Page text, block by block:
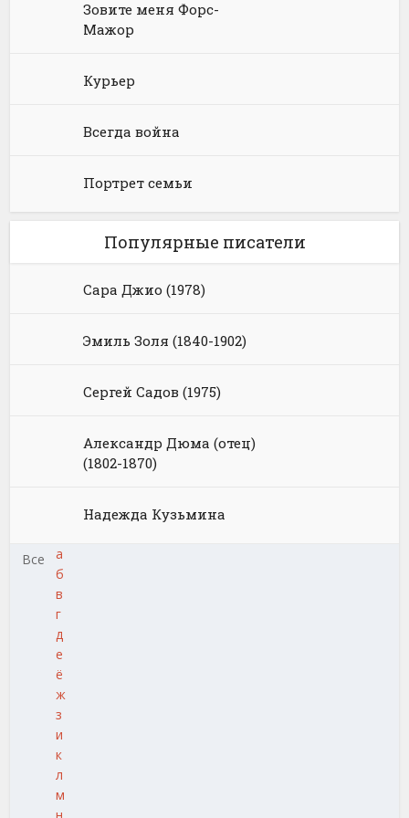
Зовите меня Форс-
Мажор
Курьер
Всегда война
Портрет семьи
Популярные писатели
Сара Джио (1978)
Эмиль Золя (1840-1902)
Сергей Садов (1975)
Александр Дюма (отец)
(1802-1870)
Надежда Кузьмина
Все
а
б
в
г
д
е
ё
ж
з
и
к
л
м